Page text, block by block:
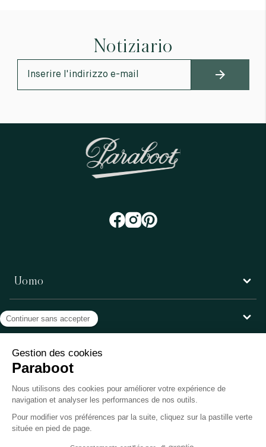
Notiziario
Uomo
Donna
Servizio clienti
Paraboot